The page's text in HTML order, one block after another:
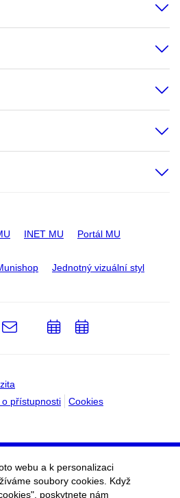
INET MU Portál MU
Jednotný vizuální styl
přístupnosti Cookies
e-
Email
PřidatPřidat
webu a k personalizaci
soubory cookies. Když
poskytnete nám